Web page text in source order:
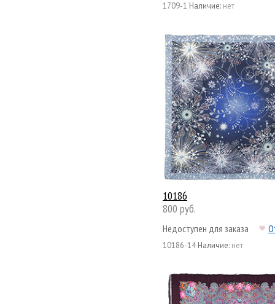
1709-1 Наличие: нет
10186
800 руб.
Недоступен для заказа
10186-14 Наличие: нет